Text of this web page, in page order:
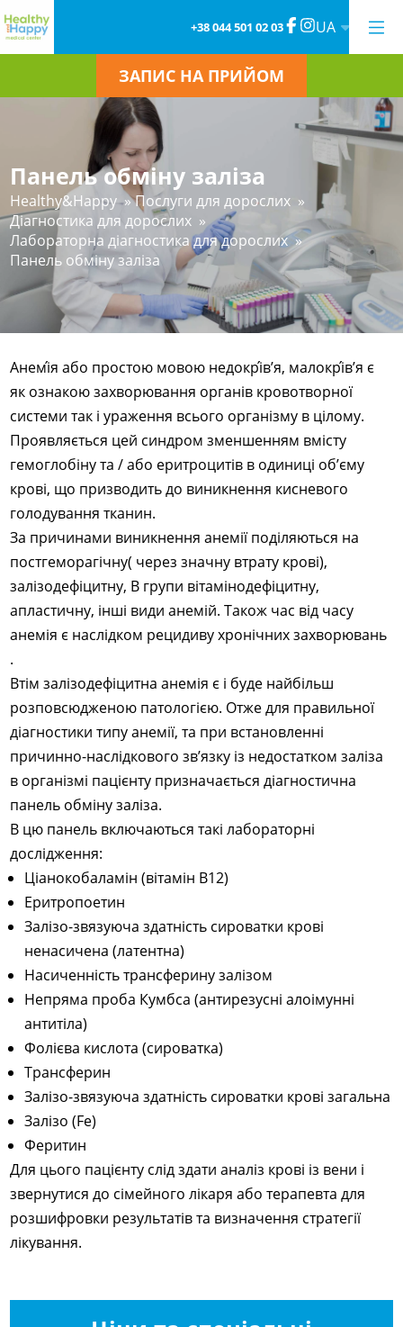
+38 044 501 02 03 UA
ЗАПИС НА ПРИЙОМ
Панель обміну заліза
Healthy&Happy »Послуги для дорослих »
Діагностика для дорослих »
Лабораторна діагностика для дорослих »
Панель обміну заліза
Анемі́я або простою мовою недокрі́в’я, малокрі́в’я є
як ознакою захворювання органів кровотворної
системи так і ураження всього організму в цілому.
Проявляється цей синдром зменшенням вмісту
гемоглобіну та / або еритроцитів в одиниці об’єму
крові, що призводить до виникнення кисневого
голодування тканин.
За причинами виникнення анемії поділяються на
постгеморагічну( через значну втрату крові),
залізодефіцитну, В групи вітамінодефіцитну,
апластичну, інші види анемій. Також час від часу
анемія є наслідком рецидиву хронічних захворювань
.
Втім залізодефіцитна анемія є і буде найбільш
розповсюдженою патологією. Отже для правильної
діагностики типу анемії, та при встановленні
причинно-наслідкового зв’язку із недостатком заліза
в організмі пацієнту призначається діагностична
панель обміну заліза.
В цю панель включаються такі лабораторні
дослідження:
Ціанокобаламін (вітамін В12)
Еритропоетин
Залізо-звязуюча здатність сироватки крові
ненасичена (латентна)
Насиченність трансферину залізом
Непряма проба Кумбса (антирезусні алоімунні
антитіла)
Фолієва кислота (сироватка)
Трансферин
Залізо-звязуюча здатність сироватки крові загальна
Залізо (Fe)
Феритин
Для цього пацієнту слід здати аналіз крові із вени і
звернутися до сімейного лікаря або терапевта для
розшифровки результатів та визначення стратегії
лікування.